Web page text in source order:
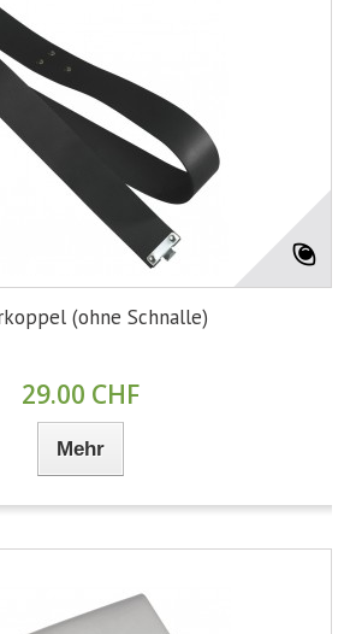
(ohne Schnalle)
29.00 CHF
Mehr